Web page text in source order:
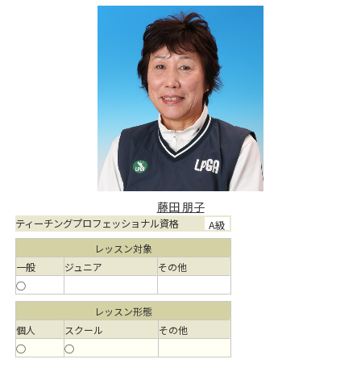
藤田 朋子
ティーチングプロフェッショナル資格 A級
レッスン対象
一般
ジュニア
その他
○
レッスン形態
個人
スクール
その他
○
○